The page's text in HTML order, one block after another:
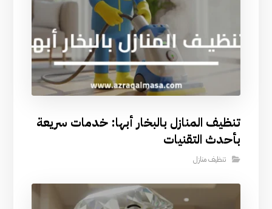
تنظيف المنازل بالبخار أبها: خدمات سريعة
بأحدث التقنيات
تنظيف منازل